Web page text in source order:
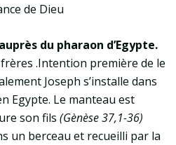
de Dieu
du pharaon d’Egypte.
.Intention première de le
Joseph s’installe dans
Egypte. Le manteau est
son fils (Gènèse 37,1-36)
un berceau et recueilli par la